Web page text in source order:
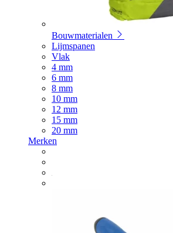
Bouwmaterialen
Lijmspanen
Vlak
4 mm
6 mm
8 mm
10 mm
12 mm
15 mm
20 mm
Merken